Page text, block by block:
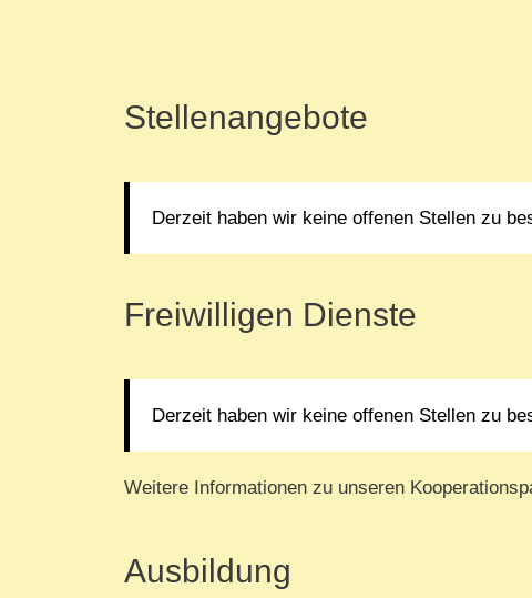
Stellenangebote
Derzeit haben wir keine offenen Stellen zu
Freiwilligen Dienste
Derzeit haben wir keine offenen Stellen zu
Weitere Informationen zu unseren
Ausbildung